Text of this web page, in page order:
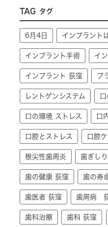
TAG タグ
6月4日 インプラント
インプラント手術 イ
インプラント 荻窪 プ
レントゲンシステム
口の環境 ストレス 口
口腔とストレス 口腔
根尖性歯周炎 歯ぎし
歯の健康 荻窪 歯の寿
歯医者 荻窪 歯周病
歯科治療 歯科 荻窪